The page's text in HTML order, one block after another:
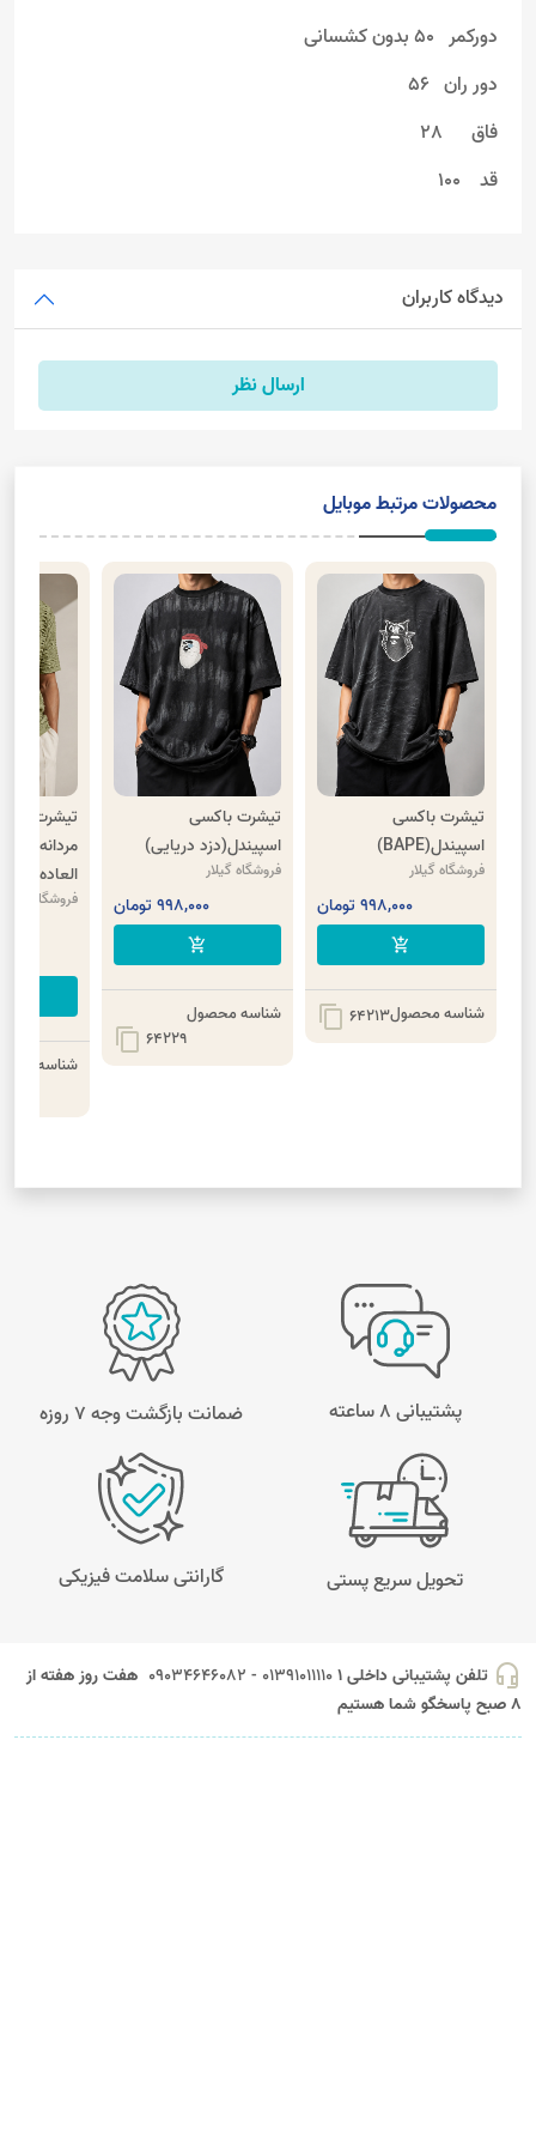
دورکمر 50 بدون کشسانی
دور ران 56
فاق 28
قد 100
دیدگاه کاربران
ارسال نظر
محصولات مرتبط موبایل
تیشرت باکسی
اسپیندل(BAPE)
فروشگاه گیلار
998,000 تومان
add_shopping_cart
شناسه محصول64213
content_copy
تیشرت باکسی
اسپیندل(دزد دریایی)
فروشگاه گیلار
998,000 تومان
add_shopping_cart
شناسه محصول
64229
content_copy
تیشرت
العاده)
فروشگاه گیلار
شناسه
پشتیبانی 8 ساعته ضمانت بازگشت وجه ۷ روزه
تحویل سریع پستی گارانتی سلامت فیزیکی
headset_mic تلفن پشتیبانی داخلی 1 01391011110 - 09034646082
هفت روز هفته از
8 صبح پاسخگو شما هستیم